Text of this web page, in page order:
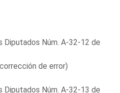
Diputados Núm. A-32-12 de
de error)
Diputados Núm. A-32-13 de